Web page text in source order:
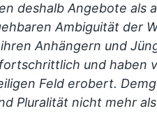
deshalb Angebote als
Ambiguität der
Anhängern und
und haben
Feld erobert.
Pluralität nicht mehr als